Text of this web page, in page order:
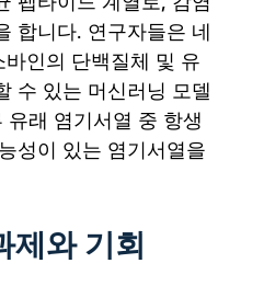
합니다. 연구자들은 네
인의 단백질체 및 유
수 있는 머신러닝 모델
래 염기서열 중 항생
성이 있는 염기서열을
제와 기회